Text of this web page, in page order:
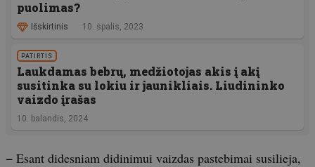
puolimas?
Išskirtinis 10. spalis, 2023
PATIRTIS
Laukdamas bebrų, medžiotojas akis į akį
susitinka su lokiu ir jaunikliais. Liudininko
vaizdo įrašas
10. balandis, 2024
− Esant didesniam didinimui vaizdas pastebimai susilieja,